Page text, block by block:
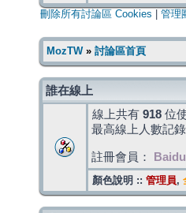
刪除所有討論區 Cookies 管理
MozTW» 討論區首頁
誰在線上
線上共有 918 位
最高線上人數記
註冊會員：
顏色說明 :: 管理員,